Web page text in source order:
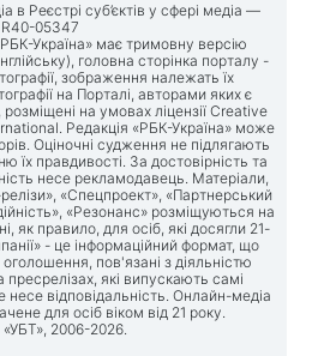
в Реєстрі суб’єктів у сфері медіа —
R40-05347
Україна» має тримовну версію
головна сторінка порталу -
зображення належать їх
на Порталі, авторами яких є
на умовах ліцензії Creative
Редакція «РБК-Україна» може
Оціночні судження не підлягають
їх правдивості. За достовірність та
несе рекламодавець. Матеріали,
«Спецпроект», «Партнерський
«Резонанс» розміщуються на
як правило, для осіб, які досягли 21-
- це інформаційний формат, що
пов'язані з діяльністю
які випускають самі
несе відповідальність. Онлайн-медіа
для осіб віком від 21 року.
2006-2026.